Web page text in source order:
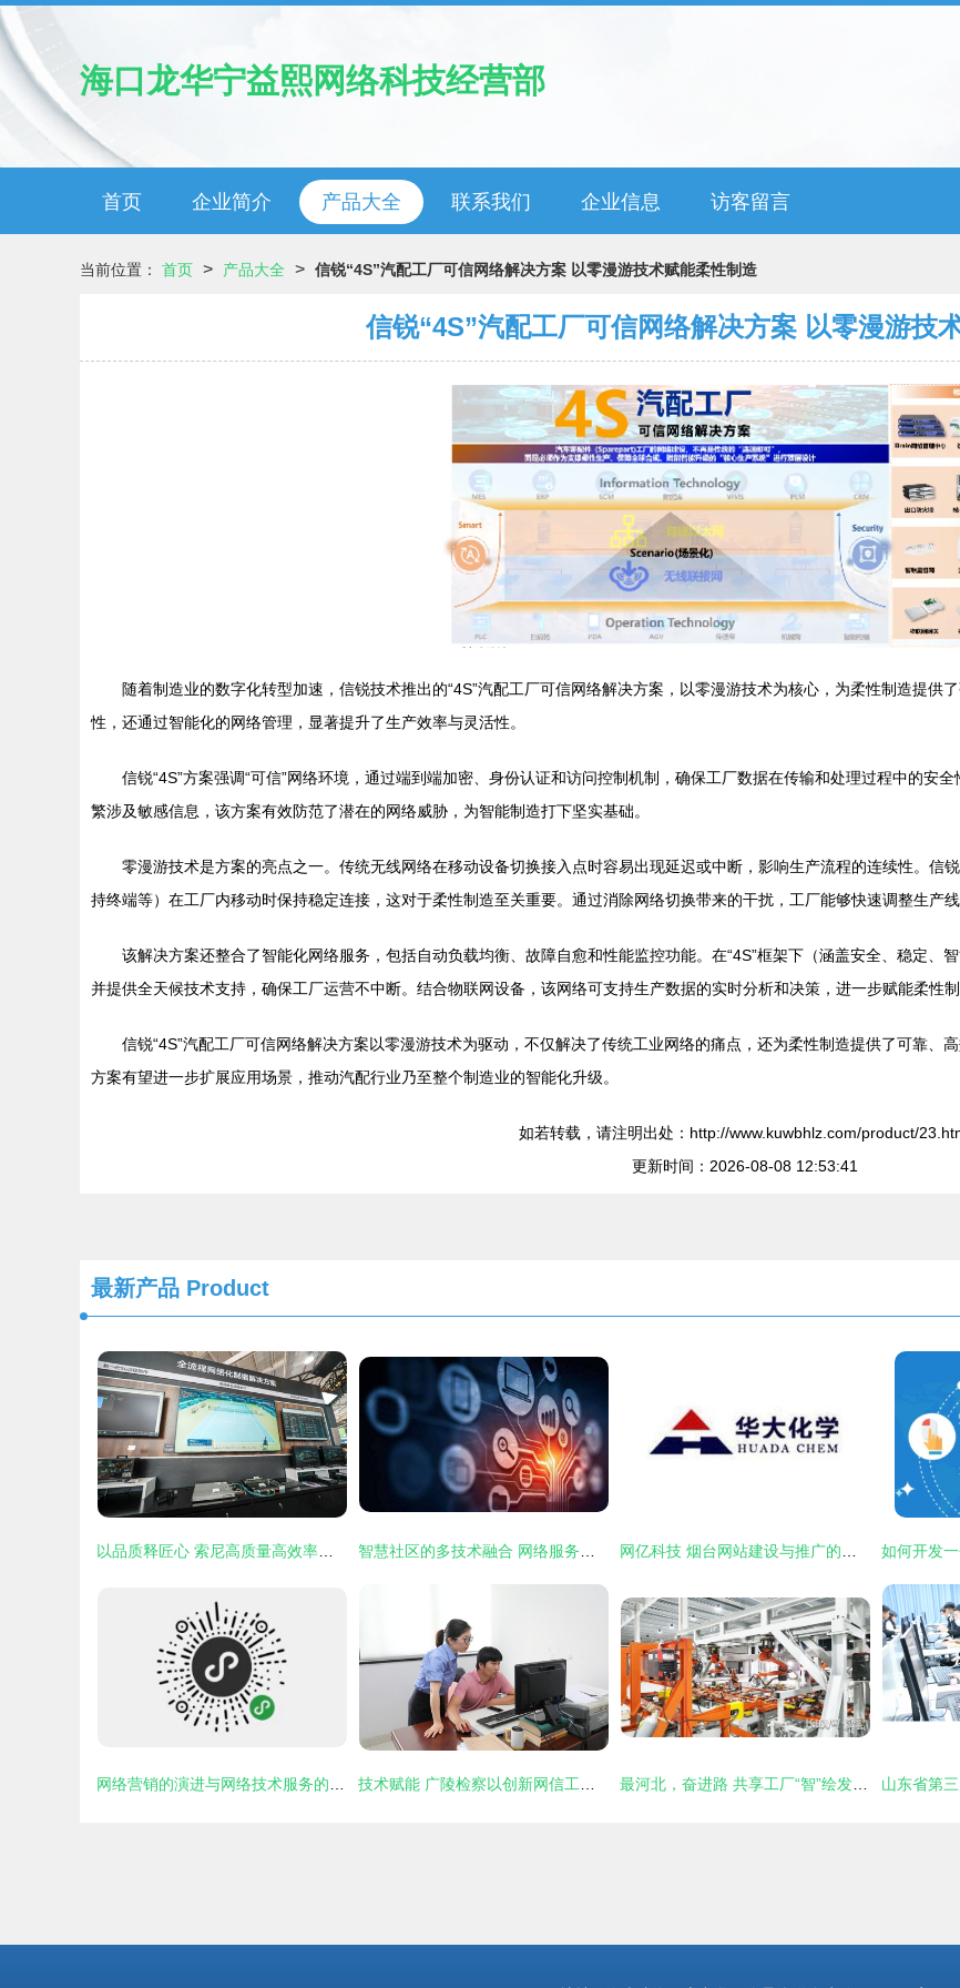
海口龙华宁益熙网络科技经营部
首页 企业简介 产品大全 联系我们 企业信息 访客留言
当前位置： 首页 > 产品大全 > 信锐“4S”汽配工厂可信网络解决方案 以零漫游技术赋能柔性制造
信锐“4S”汽配工厂可信网络解决方案 以零漫游技
随着制造业的数字化转型加速，信锐技术推出的“4S”汽配工厂可信网络解决方案，以零漫游技术为核心，为柔性制造提供
性，还通过智能化的网络管理，显著提升了生产效率与灵活性。
信锐“4S”方案强调“可信”网络环境，通过端到端加密、身份认证和访问控制机制，确保工厂数据在传输和处理过程中的安
繁涉及敏感信息，该方案有效防范了潜在的网络威胁，为智能制造打下坚实基础。
零漫游技术是方案的亮点之一。传统无线网络在移动设备切换接入点时容易出现延迟或中断，影响生产流程的连续性。信
持终端等）在工厂内移动时保持稳定连接，这对于柔性制造至关重要。通过消除网络切换带来的干扰，工厂能够快速调整生产
该解决方案还整合了智能化网络服务，包括自动负载均衡、故障自愈和性能监控功能。在“4S”框架下（涵盖安全、稳定、
并提供全天候技术支持，确保工厂运营不中断。结合物联网设备，该网络可支持生产数据的实时分析和决策，进一步赋能柔性制
信锐“4S”汽配工厂可信网络解决方案以零漫游技术为驱动，不仅解决了传统工业网络的痛点，还为柔性制造提供了可靠、
方案有望进一步扩展应用场景，推动汽配行业乃至整个制造业的智能化升级。
如若转载，请注明出处：http://www.kuwbhlz.com/product/
更新时间：2026-08-08 12:53:41
最新产品 Product